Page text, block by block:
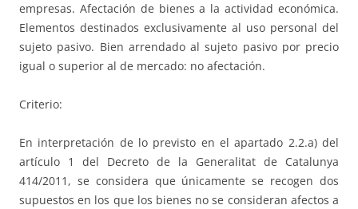
empresas. Afectación de bienes a la actividad económica.
Elementos destinados exclusivamente al uso personal del
sujeto pasivo. Bien arrendado al sujeto pasivo por precio
igual o superior al de mercado: no afectación.
Criterio:
En interpretación de lo previsto en el apartado 2.2.a) del
artículo 1 del Decreto de la Generalitat de Catalunya
414/2011, se considera que únicamente se recogen dos
supuestos en los que los bienes no se consideran afectos a